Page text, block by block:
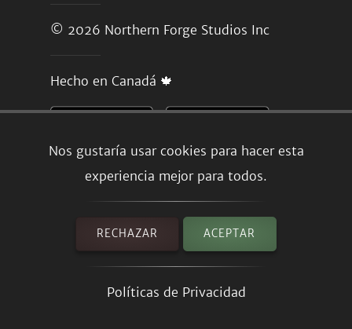
Nos gustaría usar cookies para hacer esta
experiencia mejor para todos.
RECHAZAR ACEPTAR
Políticas de Privacidad
© 2026 Northern Forge Studios Inc
Hecho en Canadá 🍁